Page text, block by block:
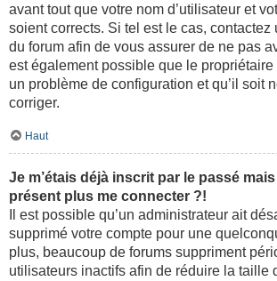
avant tout que votre nom d’utilisateur et
soient corrects. Si tel est le cas, contactez
du forum afin de vous assurer de ne pas
est également possible que le
un problème de configuration et qu’il soit
corriger.
Haut
Je m’étais déjà inscrit par le passé
présent plus me connecter ?!
Il est possible qu’un administrateur ait
supprimé votre compte pour une
plus, beaucoup de forums suppriment
utilisateurs inactifs afin de réduire la taille